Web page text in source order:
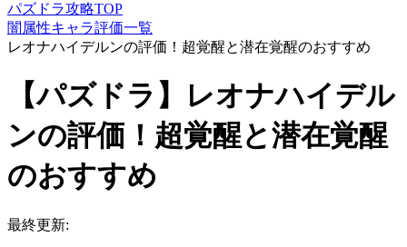
パズドラ攻略TOP
闇属性キャラ評価一覧
レオナハイデルンの評価！超覚醒と潜在覚醒のおすすめ
【パズドラ】レオナハイデル
ンの評価！超覚醒と潜在覚醒
のおすすめ
最終更新: